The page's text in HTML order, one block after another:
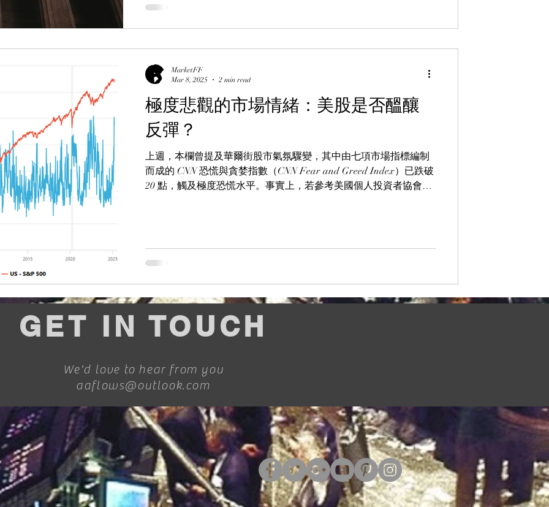
收市價計）。 其實，美股於極度恐慌後迅速反彈，並非罕見現象。
（20 日內重複計一次），包括本次於 17 日錄得的讀數。若進一步
檢視 FGI 跌穿 15 點後，標普 500 在隨後 5、1
極度悲觀的市場情緒：美股是否醞釀
反彈？
上週，本欄曾提及華爾街股市氣氛驟變，其中由七項市場指標編制
而成的 CNN 恐慌與貪婪指數（CNN Fear and Greed Index）已跌破
20 點，觸及極度恐慌水平。事實上，若參考美國個人投資者協會
MarketFF
Mar 8, 2025
2 min read
GET IN TOUCH
We'd love to hear from you
aaflows@outlook.com